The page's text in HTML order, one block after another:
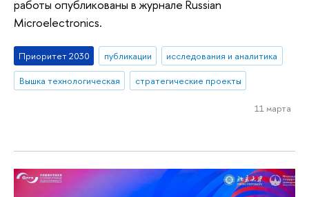
работы опубликованы в журнале Russian
Microelectronics.
Приоритет 2030 публикации
исследования и аналитика
Вышка технологическая
стратегические проекты
11 марта